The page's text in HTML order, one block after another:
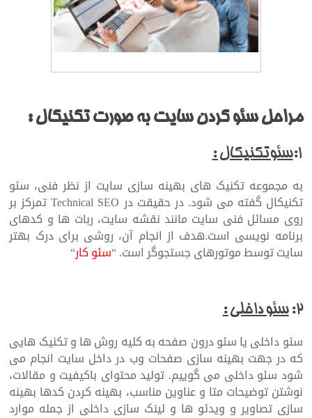
مراحل سئو کردن سایت به صورت تکنیکال :
۱: سئوتکنیکال :
به مجموعه تکنیک های بهینه سازی سایت از نظر فنی، سئو
تکنیکال گفته می شود. در حقیقت در Technical SEO تمرکز بر
روی مسائل فنی سایت مانند نقشه سایت، ربات ها و کدهای
برنامه نویسی است.هدف از انجام آن، روشی برای درک بهتر
سایت توسط موتورهای جستجوگر است. “سئو کار“
۲: سئو داخلی :
سئو داخلی یا سئو درون صفحه به کلیه روش ها و تکنیک هایی
که در جهت بهینه سازی صفحات وب در داخل سایت انجام می
شود سئو داخلی می گوییم. تولید محتوای باکیفیت و مقالات،
نوشتن توضیحات متا و عناوین مناسب، بهینه کردن کدها بهینه
سازی تصاویر و ویدئو ها و لینک سازی داخلی از جمله موارد